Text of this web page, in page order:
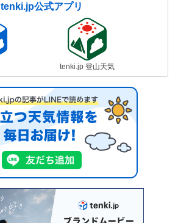
tenki.jp公式アプリ
tenki.jp 登山天気